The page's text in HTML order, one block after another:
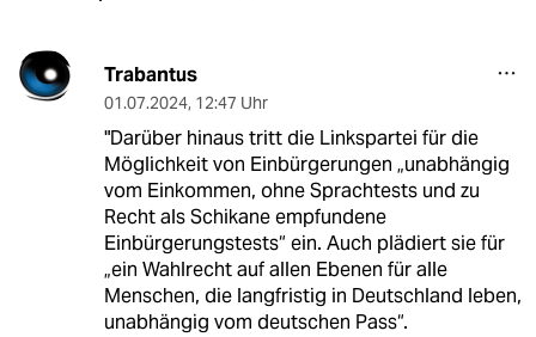
Trabantus
01.07.2024, 12:47 Uhr
"Darüber hinaus tritt die Linkspartei für die
Möglichkeit von Einbürgerungen „unabhängig
vom Einkommen, ohne Sprachtests und zu
Recht als Schikane empfundene
Einbürgerungstests“ ein. Auch plädiert sie für
„ein Wahlrecht auf allen Ebenen für alle
Menschen, die langfristig in Deutschland leben,
unabhängig vom deutschen Pass“.